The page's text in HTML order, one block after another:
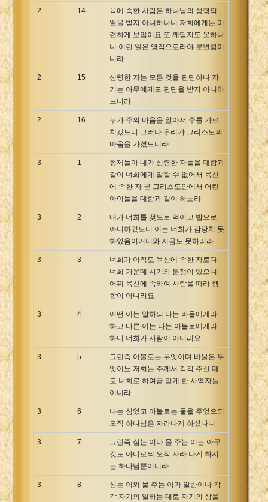
2 14
육에 속한 사람은 하나님의 성령의
일을 받지 아니하나니 저희에게는 미
련하게 보임이요 또 깨닫지도 못하나
니 이런 일은 영적으로라야 분변함이
니라
2 15
신령한 자는 모든 것을 판단하나 자
기는 아무에게도 판단을 받지 아니하
느니라
2 16
누가 주의 마음을 알아서 주를 가르
치겠느냐 그러나 우리가 그리스도의
마음을 가졌느니라
3 1
형제들아 내가 신령한 자들을 대함과
같이 너희에게 말할 수 없어서 육신
에 속한 자 곧 그리스도안에서 어린
아이들을 대함과 같이 하노라
3 2
내가 너희를 젖으로 먹이고 밥으로
아니하였노니 이는 너희가 감당치 못
하였음이거니와 지금도 못하리라
3 3
너희가 아직도 육신에 속한 자로다
너희 가운데 시기와 분쟁이 있으니
어찌 육신에 속하여 사람을 따라 행
함이 아니리요
3 4
어떤 이는 말하되 나는 바울에게라
하고 다른 이는 나는 아볼로에게라
하니 너희가 사람이 아니리요
3 5
그런즉 아볼로는 무엇이며 바울은 무
엇이뇨 저희는 주께서 각각 주신 대
로 너희로 하여금 믿게 한 사역자들
이니라
3 6
나는 심었고 아볼로는 물을 주었으되
오직 하나님은 자라나게 하셨나니
3 7
그런즉 심는 이나 물 주는 이는 아무
것도 아니로되 오직 자라 나게 하시
는 하나님뿐이니라
3 8
심는 이와 물 주는 이가 일반이나 각
각 자기의 일하는 대로 자기의 상을